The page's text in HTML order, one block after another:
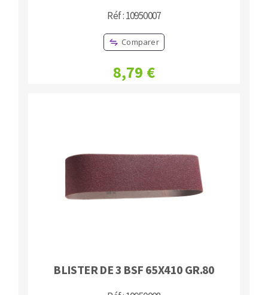
Réf : 10950007
Comparer
8,79 €
BLISTER DE 3 BSF 65X410 GR.80